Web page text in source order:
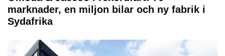
marknader, en miljon bilar och ny fabrik i
Sydafrika